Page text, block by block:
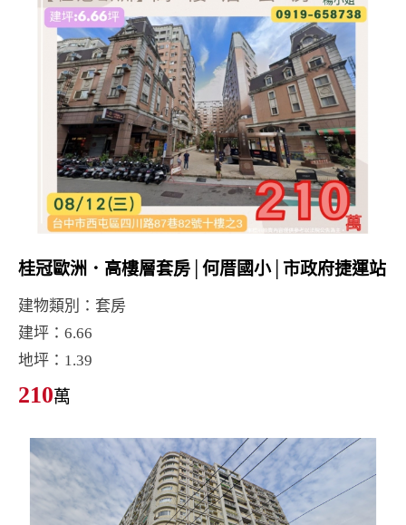
桂冠歐洲．高樓層套房│何厝國小│市政府捷運站
建物類別：套房
建坪：6.66
地坪：1.39
210萬